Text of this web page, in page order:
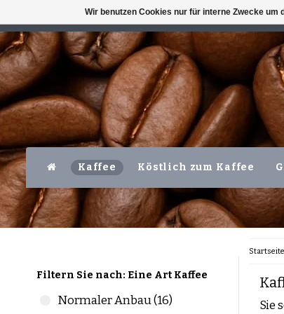
VERFÜGBAR MO-FR VOR 16 UHR
Kaffee Köstlich zum Kaffee
Filtern Sie nach: Eine Art Kaffee
Normaler Anbau (16)
Startseite
Sie
Wir benutzen Cookies nur für interne Zwecke um